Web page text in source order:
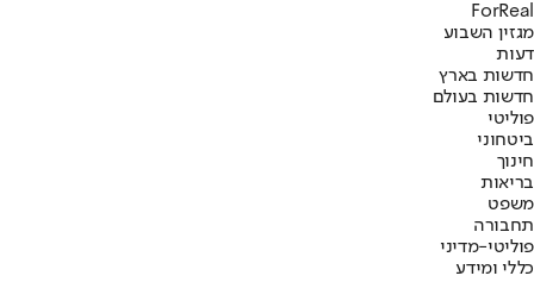
ForReal
מגזין השבוע
דעות
חדשות בארץ
חדשות בעולם
פוליטי
ביטחוני
חינוך
בריאות
משפט
תחבורה
פוליטי-מדיני
כללי ומידע